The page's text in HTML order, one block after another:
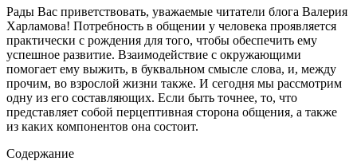
Рады Вас приветствовать, уважаемые читатели блога Валерия
Харламова! Потребность в общении у человека проявляется
практически с рождения для того, чтобы обеспечить ему
успешное развитие. Взаимодействие с окружающими
помогает ему выжить, в буквальном смысле слова, и, между
прочим, во взрослой жизни также. И сегодня мы рассмотрим
одну из его составляющих. Если быть точнее, то, что
представляет собой перцептивная сторона общения, а также
из каких компонентов она состоит.
Содержание